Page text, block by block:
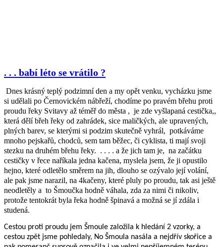
. . . babí léto se vrátilo ?
Dnes krásný teplý podzimní den a my opět venku, vycházku jsme
si udělali po Černovickém nábřeží, chodíme po pravém břehu proti
proudu řeky Svitavy až téměř do města , je zde vyšlapaná cestička,,
která dělí břeh řeky od zahrádek, sice maličkých, ale upravených,
plných barev, se kterými si podzim skutečně vyhrál, potkáváme
mnoho pejskařů, chodců, sem tam běžec, či cyklista, ti mají svoji
stezku na druhém břehu řeky. . . . . a že jich tam je, na začátku
cestičky v řece naříkala jedna kačena, myslela jsem, že ji opustilo
hejno, které odletělo směrem na jih, dlouho se ozývalo její volání,
ale pak jsme narazil, na 4kačeny, které pluly po proudu, tak asi ještě
neodletěly a to Šmoučka hodně váhala, zda za nimi či nikoliv,
protože tentokrát byla řeka hodně špinavá a možná se jí zdála i
studená.
Cestou proti proudu jem Šmoule založila k hledání 2 vzorky, a
cestou zpět jsme pohledaly, No Šmoula nasála a nejdřív skořice a